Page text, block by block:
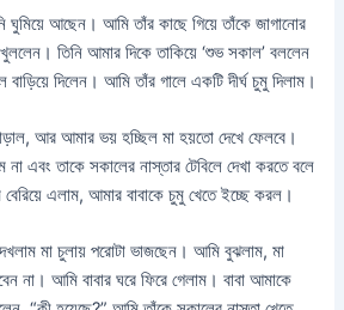
ঘুমিয়ে আছেন। আমি তাঁর কাছে গিয়ে তাঁকে জাগানোর
তিনি আমার দিকে তাকিয়ে ‘শুভ সকাল’ বললেন
দিলেন। আমি তাঁর গালে একটি দীর্ঘ চুমু দিলাম।
আর আমার ভয় হচ্ছিল মা হয়তো দেখে ফেলবে।
এবং তাকে সকালের নাস্তার টেবিলে দেখা করতে বলে
এলাম, আমার বাবাকে চুমু খেতে ইচ্ছে করল।
মা চুলায় পরোটা ভাজছেন। আমি বুঝলাম, মা
না। আমি বাবার ঘরে ফিরে গেলাম। বাবা আমাকে